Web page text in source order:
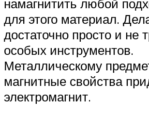
намагнитить любой
для этого материал.
достаточно просто и не
особых инструментов.
Металлическому
магнитные свойства
электромагнит.